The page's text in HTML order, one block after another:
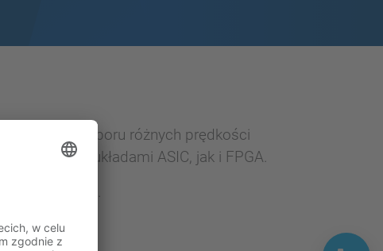
wyboru różnych prędkości
układami ASIC, jak i FPGA.
i SNAP+.